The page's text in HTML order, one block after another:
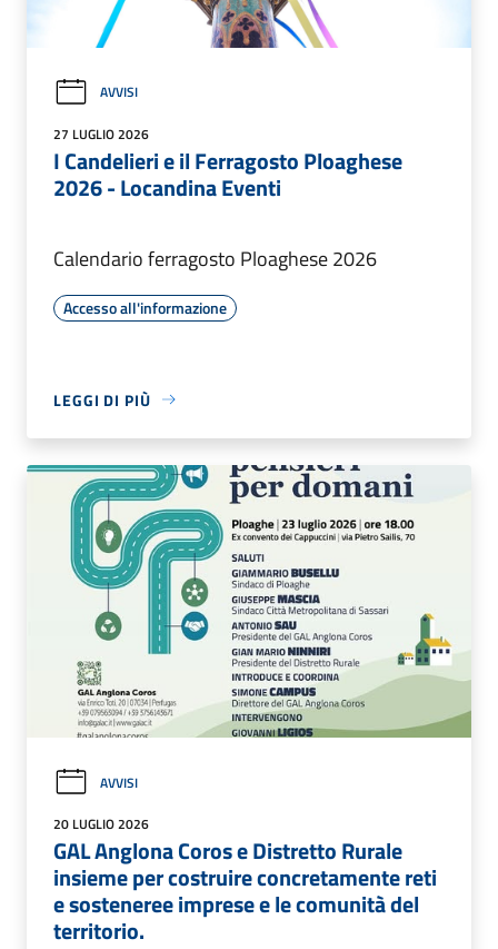
AVVISI
27 LUGLIO 2026
I Candelieri e il Ferragosto Ploaghese
2026 - Locandina Eventi
Calendario ferragosto Ploaghese 2026
Accesso all'informazione
LEGGI DI PIÙ
AVVISI
20 LUGLIO 2026
GAL Anglona Coros e Distretto Rurale
insieme per costruire concretamente reti
e sosteneree imprese e le comunità del
territorio.